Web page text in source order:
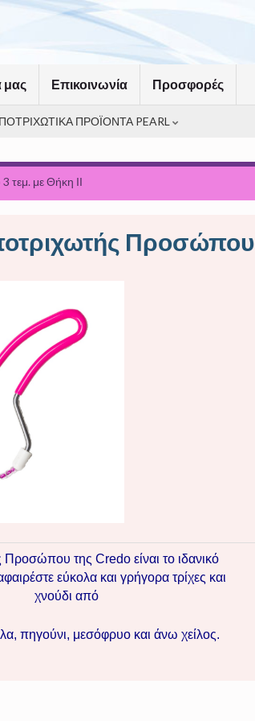
μας Επικοινωνία Προσφορές
ΠΡΟΪΟΝΤΑ PEARL
τεμ. με Θήκη ΙΙ
Προσώπου
της Credo είναι το ιδανικό
εύκολα και γρήγορα τρίχες και
χνούδι από
πηγούνι, μεσόφρυο και άνω χείλος.